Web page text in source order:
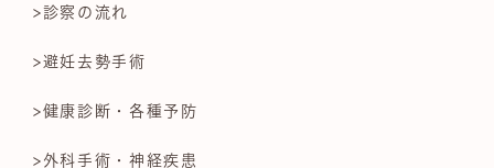
>診察の流れ
>避妊去勢手術
>健康診断・各種予防
>外科手術・神経疾患